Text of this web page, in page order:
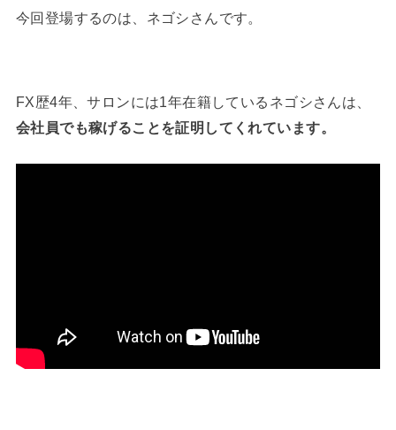
今回登場するのは、ネゴシさんです。
FX歴4年、サロンには1年在籍しているネゴシさんは、
会社員でも稼げることを証明してくれています。